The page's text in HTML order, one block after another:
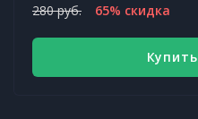
280 руб. 65% скидка
Купить